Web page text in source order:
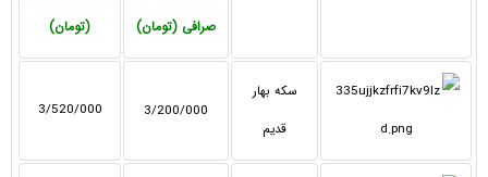
صرافی (تومان)
(تومان)
سکه بهار
قدیم
3/200/000
3/520/000